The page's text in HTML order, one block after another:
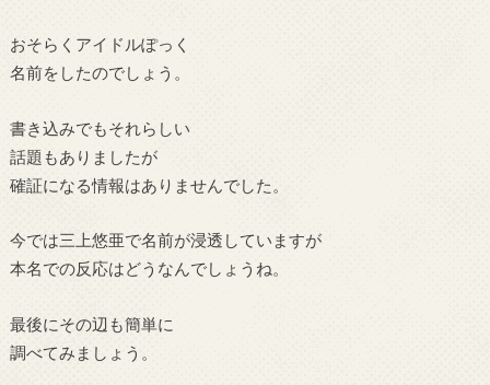
おそらくアイドルぽっく
名前をしたのでしょう。
書き込みでもそれらしい
話題もありましたが
確証になる情報はありませんでした。
今では三上悠亜で名前が浸透していますが
本名での反応はどうなんでしょうね。
最後にその辺も簡単に
調べてみましょう。